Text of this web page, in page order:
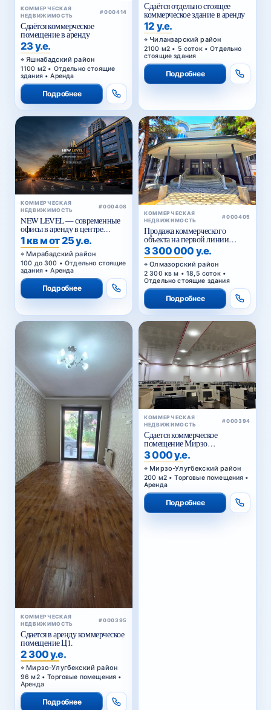
КОММЕРЧЕСКАЯ
НЕДВИЖИМОСТЬ
#000414
Сдаётся коммерческое
помещение в аренду
23 у.е.
Яшнабадский район
1100 м2 • Отдельно стоящие
здания • Аренда
Подробнее
Сдаётся отдельно стоящее
коммерческое здание в аренду
12 у.е.
Чиланзарский район
2100 м2 • 5 соток • Отдельно
стоящие здания
Подробнее
КОММЕРЧЕСКАЯ
НЕДВИЖИМОСТЬ
#000408
NEW LEVEL — современные
офисы в аренду в центре
Ташкента от 25 уе за м²
1 кв м от 25 у.е.
Мирабадский район
100 до 300 • Отдельно стоящие
здания • Аренда
Подробнее
КОММЕРЧЕСКАЯ
НЕДВИЖИМОСТЬ
#000405
Продажа коммерческого
объекта на первой линии
Кольцевой дороги в Ташкенте
3 300 000 у.е.
Олмазорский район
2 300 кв м • 18,5 соток •
Отдельно стоящие здания
Подробнее
КОММЕРЧЕСКАЯ
НЕДВИЖИМОСТЬ
#000395
Сдается в аренду коммерческое
помещение Ц1.
2 300 у.е.
Мирзо-Улугбекский район
96 м2 • Торговые помещения •
Аренда
Подробнее
КОММЕРЧЕСКАЯ
НЕДВИЖИМОСТЬ
#000394
Сдается коммерческое
помещение Мирзо
Улугбекский район.
3 000 у.е.
Мирзо-Улугбекский район
200 м2 • Торговые помещения •
Аренда
Подробнее